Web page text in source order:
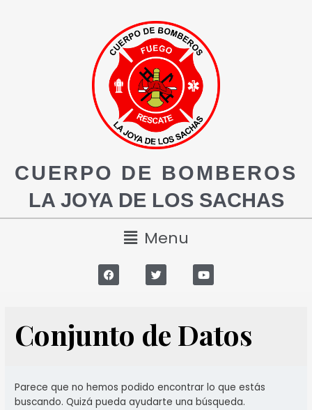
CUERPO DE BOMBEROS
LA JOYA DE LOS SACHAS
Menu
Conjunto de Datos
Parece que no hemos podido encontrar lo que estás
buscando. Quizá pueda ayudarte una búsqueda.